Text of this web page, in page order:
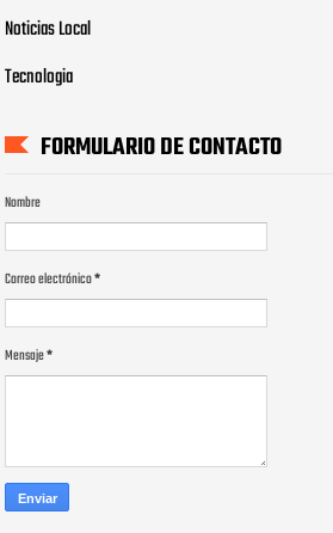
Noticias Local
Tecnologia
FORMULARIO DE CONTACTO
Nombre
Correo electrónico*
Mensaje*